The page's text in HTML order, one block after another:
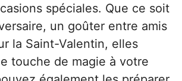
spéciales. Que ce soit
un goûter entre amis
la Saint-Valentin, elles
touche de magie à votre